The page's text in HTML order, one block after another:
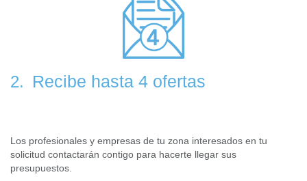
2. Recibe hasta 4 ofertas
Los profesionales y empresas de tu zona interesados en tu
solicitud contactarán contigo para hacerte llegar sus
presupuestos.